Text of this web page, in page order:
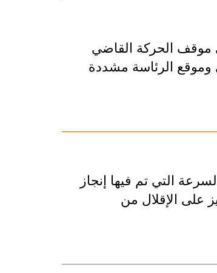
موقف الحركة القاضي
وموقع الرئاسة مشددة
التي تم فيها إنجاز
على الإقلال من